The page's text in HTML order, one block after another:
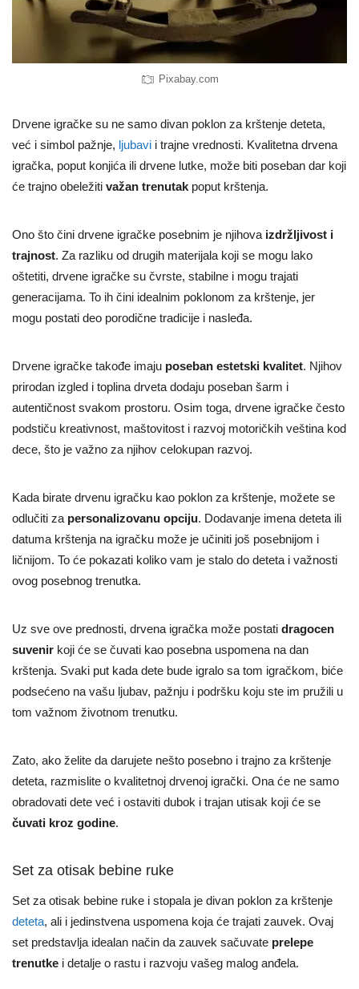
Pixabay.com
Drvene igračke su ne samo divan poklon za krštenje deteta,
već i simbol pažnje, ljubavi i trajne vrednosti. Kvalitetna drvena
igračka, poput konjića ili drvene lutke, može biti poseban dar koji
će trajno obeležiti važan trenutak poput krštenja.
Ono što čini drvene igračke posebnim je njihova izdržljivost i
trajnost. Za razliku od drugih materijala koji se mogu lako
oštetiti, drvene igračke su čvrste, stabilne i mogu trajati
generacijama. To ih čini idealnim poklonom za krštenje, jer
mogu postati deo porodične tradicije i nasleđa.
Drvene igračke takođe imaju poseban estetski kvalitet. Njihov
prirodan izgled i toplina drveta dodaju poseban šarm i
autentičnost svakom prostoru. Osim toga, drvene igračke često
podstiču kreativnost, maštovitost i razvoj motoričkih veština kod
dece, što je važno za njihov celokupan razvoj.
Kada birate drvenu igračku kao poklon za krštenje, možete se
odlučiti za personalizovanu opciju. Dodavanje imena deteta ili
datuma krštenja na igračku može je učiniti još posebnijom i
ličnijom. To će pokazati koliko vam je stalo do deteta i važnosti
ovog posebnog trenutka.
Uz sve ove prednosti, drvena igračka može postati dragocen
suvenir koji će se čuvati kao posebna uspomena na dan
krštenja. Svaki put kada dete bude igralo sa tom igračkom, biće
podsećeno na vašu ljubav, pažnju i podršku koju ste im pružili u
tom važnom životnom trenutku.
Zato, ako želite da darujete nešto posebno i trajno za krštenje
deteta, razmislite o kvalitetnoj drvenoj igrački. Ona će ne samo
obradovati dete već i ostaviti dubok i trajan utisak koji će se
čuvati kroz godine.
Set za otisak bebine ruke
Set za otisak bebine ruke i stopala je divan poklon za krštenje
deteta, ali i jedinstvena uspomena koja će trajati zauvek. Ovaj
set predstavlja idealan način da zauvek sačuvate prelepe
trenutke i detalje o rastu i razvoju vašeg malog anđela.